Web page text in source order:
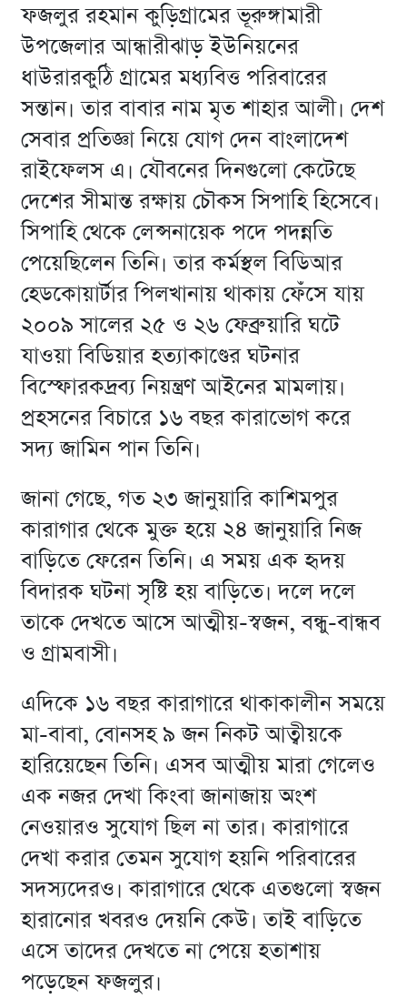
ফজলুর রহমান কুড়িগ্রামের ভূরুঙ্গামারী
উপজেলার আন্ধারীঝাড় ইউনিয়নের
ধাউরারকুঠি গ্রামের মধ্যবিত্ত পরিবারের
সন্তান। তার বাবার নাম মৃত শাহার আলী। দেশ
সেবার প্রতিজ্ঞা নিয়ে যোগ দেন বাংলাদেশ
রাইফেলস এ। যৌবনের দিনগুলো কেটেছে
দেশের সীমান্ত রক্ষায় চৌকস সিপাহি হিসেবে।
সিপাহি থেকে লেন্সনায়েক পদে পদন্নতি
পেয়েছিলেন তিনি। তার কর্মস্থল বিডিআর
হেডকোয়ার্টার পিলখানায় থাকায় ফেঁসে যায়
২০০৯ সালের ২৫ ও ২৬ ফেব্রুয়ারি ঘটে
যাওয়া বিডিয়ার হত্যাকাণ্ডের ঘটনার
বিস্ফোরকদ্রব্য নিয়ন্ত্রণ আইনের মামলায়।
প্রহসনের বিচারে ১৬ বছর কারাভোগ করে
সদ্য জামিন পান তিনি।
জানা গেছে, গত ২৩ জানুয়ারি কাশিমপুর
কারাগার থেকে মুক্ত হয়ে ২৪ জানুয়ারি নিজ
বাড়িতে ফেরেন তিনি। এ সময় এক হৃদয়
বিদারক ঘটনা সৃষ্টি হয় বাড়িতে। দলে দলে
তাকে দেখতে আসে আত্মীয়-স্বজন, বন্ধু-বান্ধব
ও গ্রামবাসী।
এদিকে ১৬ বছর কারাগারে থাকাকালীন সময়ে
মা-বাবা, বোনসহ ৯ জন নিকট আত্বীয়কে
হারিয়েছেন তিনি। এসব আত্মীয় মারা গেলেও
এক নজর দেখা কিংবা জানাজায় অংশ
নেওয়ারও সুযোগ ছিল না তার। কারাগারে
দেখা করার তেমন সুযোগ হয়নি পরিবারের
সদস্যদেরও। কারাগারে থেকে এতগুলো স্বজন
হারানোর খবরও দেয়নি কেউ। তাই বাড়িতে
এসে তাদের দেখতে না পেয়ে হতাশায়
পড়েছেন ফজলুর।